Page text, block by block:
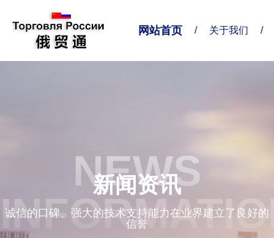
网站首页 / 关于我们 /
精准服务
企业形象
给我留言
NEWS
新闻资讯
诚信的口碑、强大的技术支持能力在业界建立了良好的
信誉